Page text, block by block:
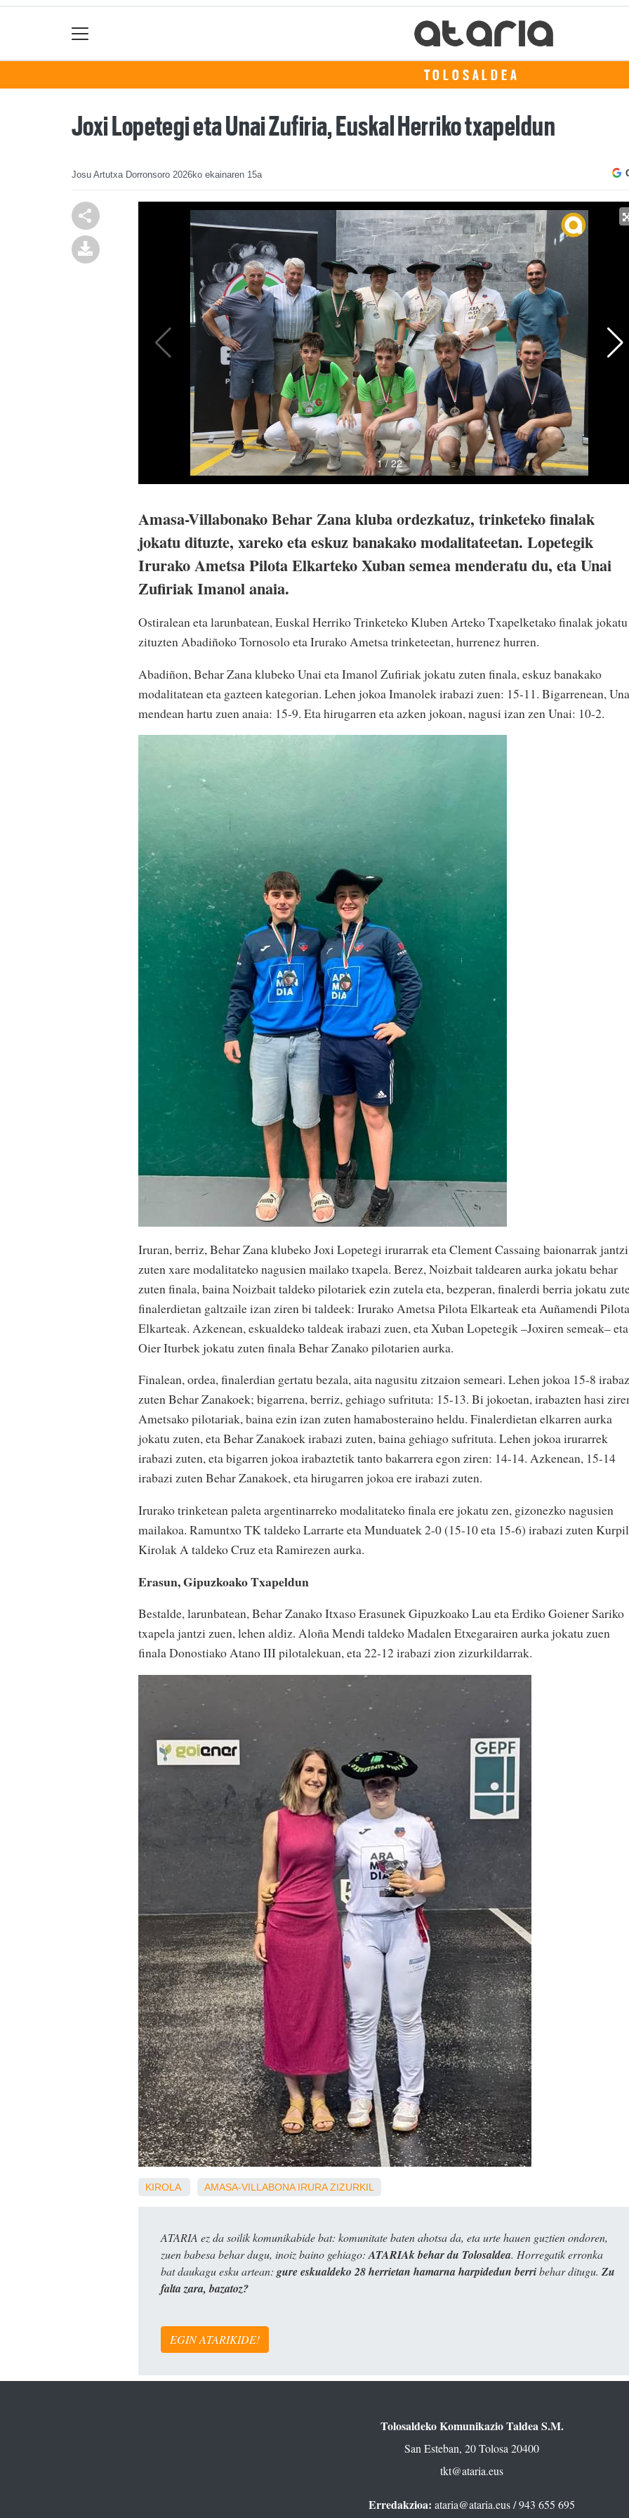
TOLOSALDEA
Joxi Lopetegi eta Unai Zufiria, Euskal Herriko txapeldun
Josu Artutxa Dorronsoro 2026ko ekainaren 15a
Amasa-Villabonako Behar Zana kluba ordezkatuz, trinketeko finalak
jokatu dituzte, xareko eta eskuz banakako modalitateetan. Lopetegik
Irurako Ametsa Pilota Elkarteko Xuban semea menderatu du, eta Unai
Zufiriak Imanol anaia.
Ostiralean eta larunbatean, Euskal Herriko Trinketeko Kluben Arteko Txapelketako finalak jokatu
zituzten Abadiñoko Tornosolo eta Irurako Ametsa trinketeetan, hurrenez hurren.
Abadiñon, Behar Zana klubeko Unai eta Imanol Zufiriak jokatu zuten finala, eskuz banakako
modalitatean eta gazteen kategorian. Lehen jokoa Imanolek irabazi zuen: 15-11. Bigarrenean,
mendean hartu zuen anaia: 15-9. Eta hirugarren eta azken jokoan, nagusi izan zen Unai: 10-2.
Iruran, berriz, Behar Zana klubeko Joxi Lopetegi irurarrak eta Clement Cassaing baionarrak jantzi
zuten xare modalitateko nagusien mailako txapela. Berez, Noizbait taldearen aurka jokatu behar
zuten finala, baina Noizbait taldeko pilotariek ezin zutela eta, bezperan, finalerdi berria jokatu
finalerdietan galtzaile izan ziren bi taldeek: Irurako Ametsa Pilota Elkarteak eta Auñamendi Pilota
Elkarteak. Azkenean, eskualdeko taldeak irabazi zuen, eta Xuban Lopetegik –Joxiren semeak– eta
Oier Iturbek jokatu zuten finala Behar Zanako pilotarien aurka.
Finalean, ordea, finalerdian gertatu bezala, aita nagusitu zitzaion semeari. Lehen jokoa 15-8
zuten Behar Zanakoek; bigarrena, berriz, gehiago sufrituta: 15-13. Bi jokoetan, irabazten hasi
Ametsako pilotariak, baina ezin izan zuten hamabosteraino heldu. Finalerdietan elkarren aurka
jokatu zuten, eta Behar Zanakoek irabazi zuten, baina gehiago sufrituta. Lehen jokoa irurarrek
irabazi zuten, eta bigarren jokoa irabaztetik tanto bakarrera egon ziren: 14-14. Azkenean, 15-14
irabazi zuten Behar Zanakoek, eta hirugarren jokoa ere irabazi zuten.
Irurako trinketean paleta argentinarreko modalitateko finala ere jokatu zen, gizonezko nagusien
mailakoa. Ramuntxo TK taldeko Larrarte eta Munduatek 2-0 (15-10 eta 15-6) irabazi zuten Kurpil
Kirolak A taldeko Cruz eta Ramirezen aurka.
Erasun, Gipuzkoako Txapeldun
Bestalde, larunbatean, Behar Zanako Itxaso Erasunek Gipuzkoako Lau eta Erdiko Goiener Sariko
txapela jantzi zuen, lehen aldiz. Aloña Mendi taldeko Madalen Etxegarairen aurka jokatu zuen
finala Donostiako Atano III pilotalekuan, eta 22-12 irabazi zion zizurkildarrak.
KIROLA AMASA-VILLABONA IRURA ZIZURKIL
ATARIA ez da soilik komunikabide bat: komunitate baten ahotsa da, eta urte hauen guztien ondoren,
zuen babesa behar dugu, inoiz baino gehiago:ATARIAk behar du Tolosaldea. Horregatik erronka
bat daukagu esku artean: gure eskualdeko 28 herrietan hamarna harpidedun berribehar ditugu. Zu
falta zara, bazatoz?
EGIN ATARIKIDE!
Tolosaldeko Komunikazio Taldea S.M.
San Esteban, 20 Tolosa 20400
tkt@ataria.eus
Erredakzioa: ataria@ataria.eus/ 943 655 695